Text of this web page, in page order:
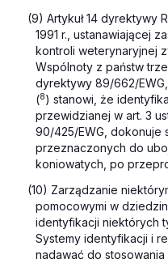
(9) Artykuł 14 dyrektywy
1991 r., ustanawiającej
kontroli weterynaryjnej
Wspólnoty z państw
dyrektywy 89/662/
(8) stanowi, że
przewidzianej w art. 3
90/425/EWG, dokonuje
przeznaczonych do
koniowatych, po
(10) Zarządzanie
pomocowymi w
identyfikacji niektórych
Systemy identyfikacji i
nadawać do